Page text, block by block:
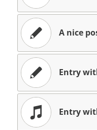
A nice
Entry
Entry